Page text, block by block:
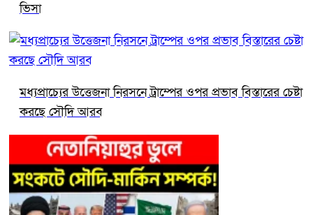
ভিসা
মধ্যপ্রাচ্যের উত্তেজনা নিরসনে ট্রাম্পের ওপর প্রভাব বিস্তারের চেষ্টা
করছে সৌদি আরব